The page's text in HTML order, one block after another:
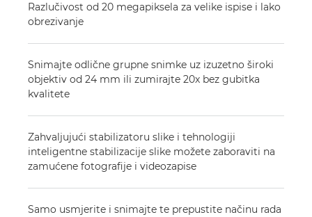
Razlučivost od 20 megapiksela za velike ispise i lako
obrezivanje
Snimajte odlične grupne snimke uz izuzetno široki
objektiv od 24 mm ili zumirajte 20x bez gubitka
kvalitete
Zahvaljujući stabilizatoru slike i tehnologiji
inteligentne stabilizacije slike možete zaboraviti na
zamućene fotografije i videozapise
Samo usmjerite i snimajte te prepustite načinu rada